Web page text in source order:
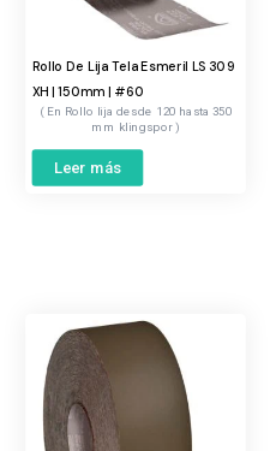
Rollo De Lija Tela Esmeril LS 309
XH | 150mm | #60
Rollo lija desde 120 hasta 350
mm klingspor
Leer más